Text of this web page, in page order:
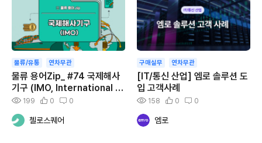
물류/유통 연차무관
물류 용어Zip_ #74 국제해사
기구 (IMO, International M
aritime Organization)
199 0 0
첼로스퀘어
구매실무 연차무관
[IT/통신 산업] 엠로 솔루션 도
입 고객사례
158 0 0
엠로